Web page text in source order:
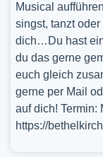
Musical
singst, tanzt
dich…Du hast
du das gerne
euch gleich
gerne per Mail
auf dich! Termin:
https://